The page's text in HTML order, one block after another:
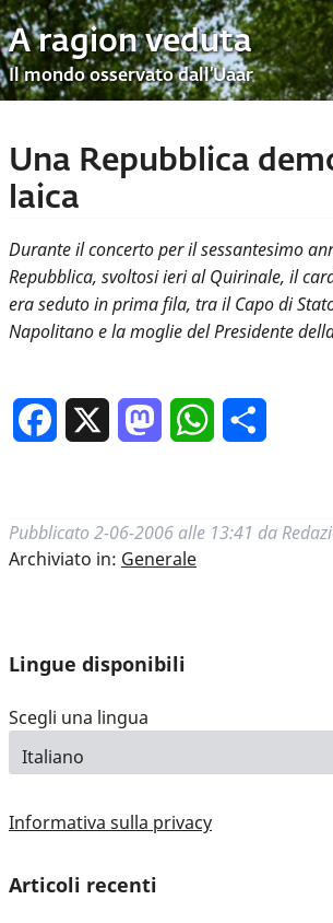
A ragion veduta
Il mondo osservato dall’Uaar
Una Repubblica
laica
Durante il concerto per il sessantesimo
Repubblica, svoltosi ieri al Quirinale, il
era seduto in prima fila, tra il Capo di
Napolitano e la moglie del Presidente
Facebook MastodonWhatsApp
Pubblicato 2-06-2006 alle 13:41 da
Archiviato in: Generale
Lingue disponibili
Scegli una lingua
Informativa sulla privacy
Articoli recenti